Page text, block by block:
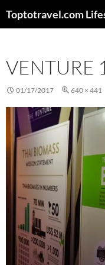
Toptotravel.com
VENTURE
01/17/2017 640 × 441